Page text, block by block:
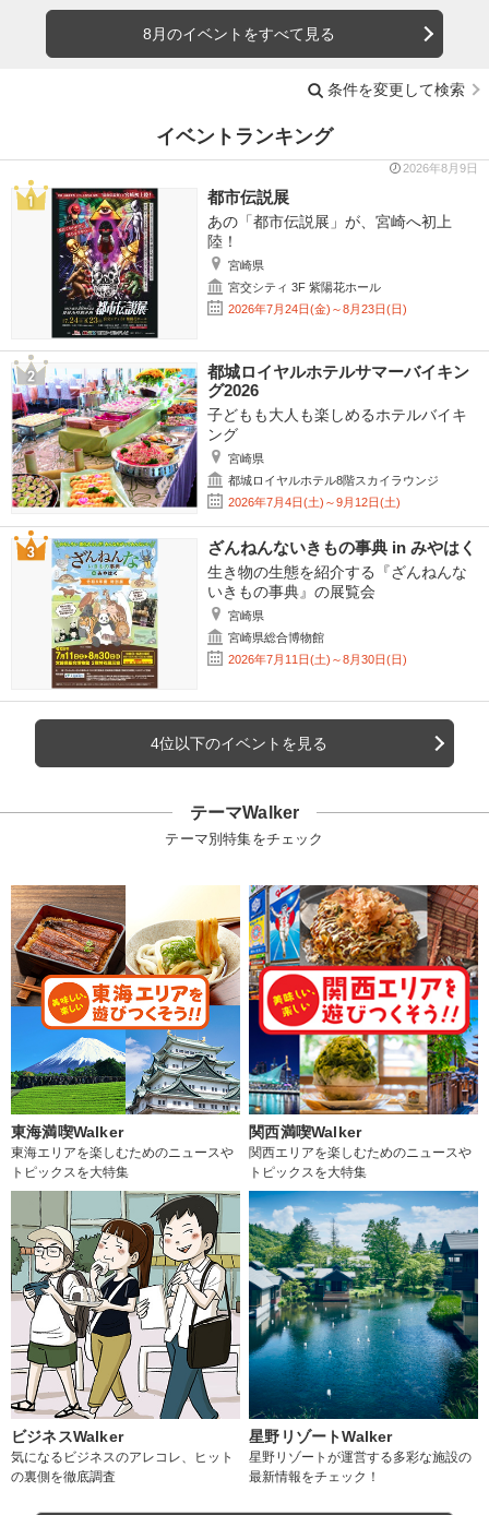
8月のイベントをすべて見る
条件を変更して検索
イベントランキング
2026年8月9日
都市伝説展
あの「都市伝説展」が、宮崎へ初上
陸！
宮崎県
宮交シティ 3F 紫陽花ホール
2026年7月24日(金)～8月23日(日)
都城ロイヤルホテルサマーバイキン
グ2026
子どもも大人も楽しめるホテルバイキ
ング
宮崎県
都城ロイヤルホテル8階スカイラウンジ
2026年7月4日(土)～9月12日(土)
ざんねんないきもの事典 in みやはく
生き物の生態を紹介する『ざんねんな
いきもの事典』の展覧会
宮崎県
宮崎県総合博物館
2026年7月11日(土)～8月30日(日)
4位以下のイベントを見る
テーマWalker
テーマ別特集をチェック
東海満喫Walker
東海エリアを楽しむためのニュースや
トピックスを大特集
関西満喫Walker
関西エリアを楽しむためのニュースや
トピックスを大特集
ビジネスWalker
気になるビジネスのアレコレ、ヒット
の裏側を徹底調査
星野リゾートWalker
星野リゾートが運営する多彩な施設の
最新情報をチェック！